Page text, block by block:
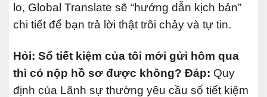
lo, Global Translate sẽ “hướng dẫn kịch bản”
chi tiết để bạn trả lời thật trôi chảy và tự tin.
Hỏi: Sổ tiết kiệm của tôi mới gửi hôm qua
thì có nộp hồ sơ được không? Đáp: Quy
định của Lãnh sự thường yêu cầu sổ tiết kiệm